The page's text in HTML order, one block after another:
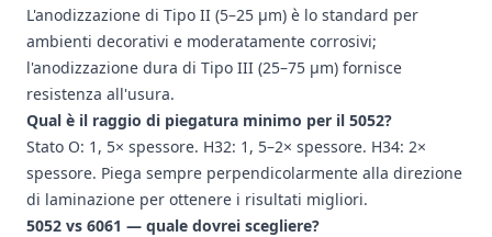
L'anodizzazione di Tipo II (5–25 μm) è lo standard per
ambienti decorativi e moderatamente corrosivi;
l'anodizzazione dura di Tipo III (25–75 μm) fornisce
resistenza all'usura.
Qual è il raggio di piegatura minimo per il 5052?
Stato O: 1, 5× spessore. H32: 1, 5–2× spessore. H34: 2×
spessore. Piega sempre perpendicolarmente alla direzione
di laminazione per ottenere i risultati migliori.
5052 vs 6061 — quale dovrei scegliere?